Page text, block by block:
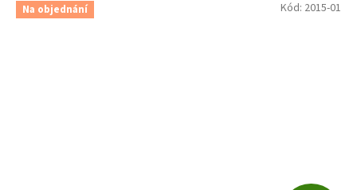
Na objednání Kód: 2015-01